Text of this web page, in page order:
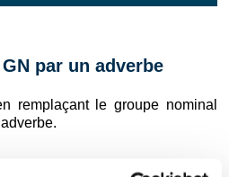
par un adverbe
remplaçant le groupe nominal